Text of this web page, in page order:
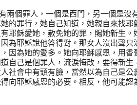
兩個罪人，一個是西門，另一個是沒
的罪行，她自己知道，她親自來找
耶穌愛她，赦免她的罪，賜她新生
為耶穌說他答得對。那女人沒出聲只
因為她的愛多。她向耶穌感恩，用
自己是個罪人，流淚悔改，要得新
社會中有頭有臉，當然以為自己是
向耶穌感恩的必要。相反，他可能